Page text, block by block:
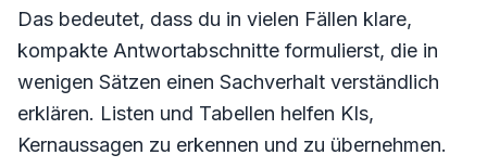
Das bedeutet, dass du in vielen Fällen klare,
kompakte Antwortabschnitte formulierst, die in
wenigen Sätzen einen Sachverhalt verständlich
erklären. Listen und Tabellen helfen KIs,
Kernaussagen zu erkennen und zu übernehmen.